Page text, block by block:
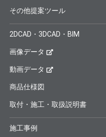
その他提案ツール
2DCAD・3DCAD・BIM
画像データ
動画データ
商品仕様図
取付・施工・取扱説明書
施工事例